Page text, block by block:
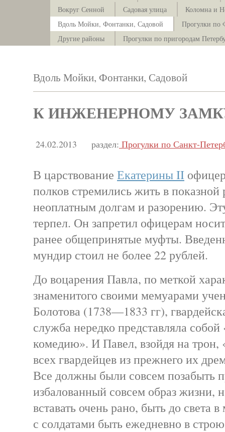
Вокруг Сенной
Садовая улица
Коломна и
Вдоль Мойки, Фонтанки, Садовой
Прогулки по
Другие районы
Прогулки по пригородам
Вдоль Мойки, Фонтанки, Садовой
К ИНЖЕНЕРНОМУ ЗАМКУ
24.02.2013 раздел: Прогулки по Санкт-
В царствование Екатерины II
полков стремились жить в
неоплатным долгам и разорению.
терпел. Он запретил офицерам
ранее общепринятые муфты.
мундир стоил не более 22 рублей.
До воцарения Павла, по меткой
знаменитого своими мемуарами
Болотова (1738—1833 гг),
служба нередко представляла
комедию». И Павел, взойдя на трон,
всех гвардейцев из прежнего их
Все должны были совсем позабыть
избалованный совсем образ жизни,
вставать очень рано, быть до света
с солдатами быть ежедневно в